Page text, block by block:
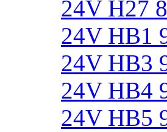
24V H27
24V HB1
24V HB3
24V HB4
24V HB5